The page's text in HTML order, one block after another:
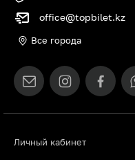
Личный кабинет
office@topbilet.kz
Все города